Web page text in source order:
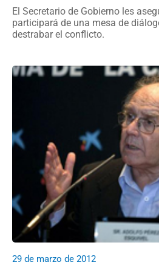
El Secretario de Gobierno les
participará de una mesa de
destrabar el conflicto.
29 de marzo de 2012